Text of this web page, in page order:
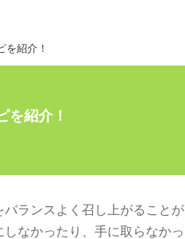
を紹介！
を紹介！
ランスよく召し上がることが
なかったり、手に取らなかっ